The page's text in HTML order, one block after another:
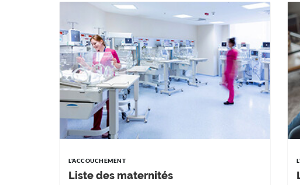
L'ACCOUCHEMENT
Liste des maternités